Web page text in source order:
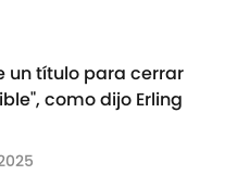
un título para cerrar
como dijo Erling